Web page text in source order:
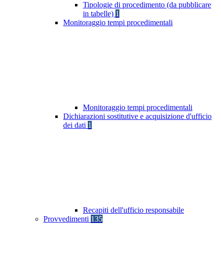
Tipologie di procedimento (da pubblicare
in tabelle) 1
Monitoraggio tempi procedimentali
Monitoraggio tempi procedimentali
Dichiarazioni sostitutive e acquisizione d'ufficio
dei dati 1
Recapiti dell'ufficio responsabile
Provvedimenti 135